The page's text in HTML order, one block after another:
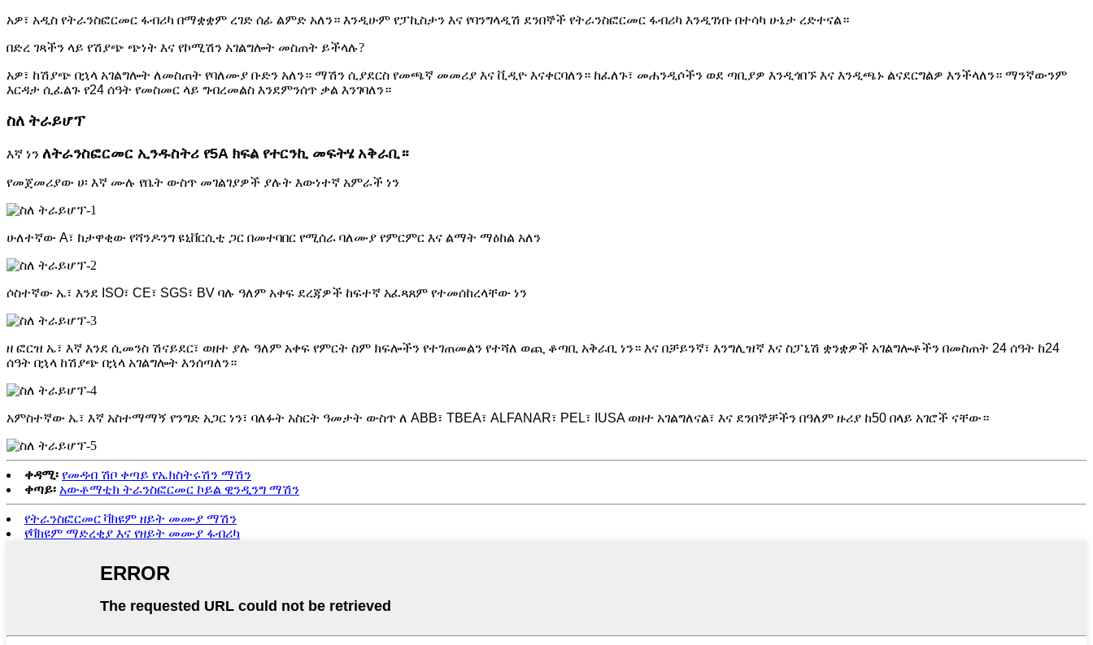
አዎ፣ አዲስ የትራንስፎርመር ፋብሪካ በማቋቋም ረገድ ሰፊ ልምድ አለን። እንዲሁም የፓኪስታን እና የባንግላዲሽ ደንበኞች የትራንስፎርመር ፋብሪካ እንዲገነቡ በተሳካ ሁኔታ ረድተናል።
በድረ ገጻችን ላይ የሽያጭ ጭነት እና የኮሚሽን አገልግሎት መስጠት ይችላሉ?
አዎ፣ ከሽያጭ በኋላ አገልግሎት ለመስጠት የባለሙያ ቡድን አለን። ማሽን ሲያደርስ የመጫኛ መመሪያ እና ቪዲዮ እናቀርባለን። ከፈለጉ፣ መሐንዲሶችን ወደ ጣቢያዎ እንዲጎበኙ እና እንዲጫኑ ልናደርግልዎ እንችላለን። ማንኛውንም
እርዳታ ሲፈልጉ የ24 ሰዓት የመስመር ላይ ግብረመልስ እንደምንሰጥ ቃል እንገባለን።
ስለ ትራይሆፕ
እኛ ነን ለትራንስፎርመር ኢንዱስትሪ የ5A ክፍል የተርንኪ መፍትሄ አቅራቢ።
የመጀመሪያው ሀ፡ እኛ ሙሉ የቤት ውስጥ መገልገያዎች ያሉት እውነተኛ አምራች ነን
ሁለተኛው A፣ ከታዋቂው የሻንዶንግ ዩኒቨርሲቲ ጋር በመተባበር የሚሰራ ባለሙያ የምርምር እና ልማት ማዕከል አለን
ሶስተኛው ኤ፣ እንደ ISO፣ CE፣ SGS፣ BV ባሉ ዓለም አቀፍ ደረጃዎች ከፍተኛ አፈጻጸም የተመሰከረላቸው ነን
ዘ ፎርዝ ኤ፣ እኛ እንደ ሲመንስ ሽናይደር፣ ወዘተ ያሉ ዓለም አቀፍ የምርት ስም ክፍሎችን የተገጠመልን የተሻለ ወጪ ቆጣቢ አቅራቢ ነን። እና በቻይንኛ፣ እንግሊዝኛ እና ስፓኒሽ ቋንቋዎች አገልግሎቶችን በመስጠት 24 ሰዓት ከ24
ሰዓት በኋላ ከሽያጭ በኋላ አገልግሎት እንሰጣለን።
አምስተኛው ኤ፣ እኛ አስተማማኝ የንግድ አጋር ነን፣ ባለፉት አስርት ዓመታት ውስጥ ለ ABB፣ TBEA፣ ALFANAR፣ PEL፣ IUSA ወዘተ አገልግለናል፣ እና ደንበኞቻችን በዓለም ዙሪያ ከ50 በላይ አገሮች ናቸው።
ቀዳሚ፡ የመዳብ ሽቦ ቀጣይ የኤክስትሩሽን ማሽን
ቀጣይ፡ አውቶማቲክ ትራንስፎርመር ኮይል ዊንዲንግ ማሽን
የትራንስፎርመር ቫክዩም ዘይት መሙያ ማሽን
የቫክዩም ማድረቂያ እና የዘይት መሙያ ፋብሪካ